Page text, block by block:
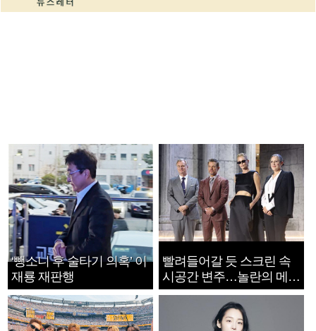
‘뺑소니 후 술타기 의혹’ 이
재룡 재판행
빨려들어갈 듯 스크린 속
시공간 변주…놀란의 메시
지는 ‘전쟁 속죄’